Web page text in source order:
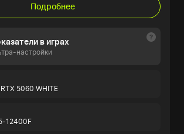
Подробнее
в играх
настройки
5060 WHITE
12400F